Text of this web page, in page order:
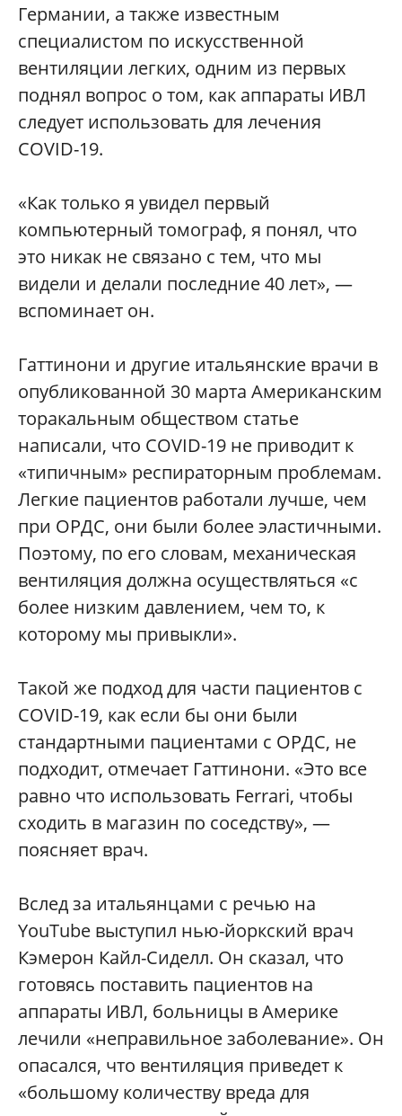
Германии, а также известным
специалистом по искусственной
вентиляции легких, одним из первых
поднял вопрос о том, как аппараты ИВЛ
следует использовать для лечения
COVID-19.
«Как только я увидел первый
компьютерный томограф, я понял, что
это никак не связано с тем, что мы
видели и делали последние 40 лет», —
вспоминает он.
Гаттинони и другие итальянские врачи в
опубликованной 30 марта Американским
торакальным обществом статье
написали, что COVID-19 не приводит к
«типичным» респираторным проблемам.
Легкие пациентов работали лучше, чем
при ОРДС, они были более эластичными.
Поэтому, по его словам, механическая
вентиляция должна осуществляться «с
более низким давлением, чем то, к
которому мы привыкли».
Такой же подход для части пациентов с
COVID-19, как если бы они были
стандартными пациентами с ОРДС, не
подходит, отмечает Гаттинони. «Это все
равно что использовать Ferrari, чтобы
сходить в магазин по соседству», —
поясняет врач.
Вслед за итальянцами с речью на
YouTube выступил нью-йоркский врач
Кэмерон Кайл-Сиделл. Он сказал, что
готовясь поставить пациентов на
аппараты ИВЛ, больницы в Америке
лечили «неправильное заболевание». Он
опасался, что вентиляция приведет к
«большому количеству вреда для